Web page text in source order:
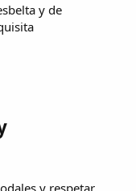
y de